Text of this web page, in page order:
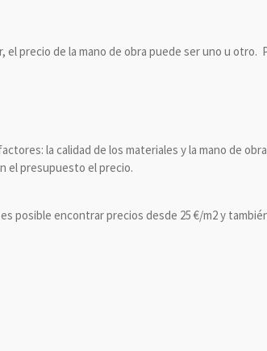
precio de la mano de obra puede ser uno u otro.
la calidad de los materiales y la mano de
el presupuesto el precio.
posible encontrar precios desde 25 €/m2 y